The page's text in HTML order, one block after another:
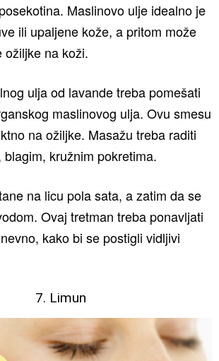
Maslinovo ulje idealno je
ili upaljene kože, a pritom može
ožiljke na koži.
ulja od lavande treba pomešati
maslinovog ulja. Ovu smesu
na ožiljke. Masažu treba raditi
kružnim pokretima.
na licu pola sata, a zatim da se
Ovaj tretman treba ponavljati
kako bi se postigli vidljivi
7. Limun